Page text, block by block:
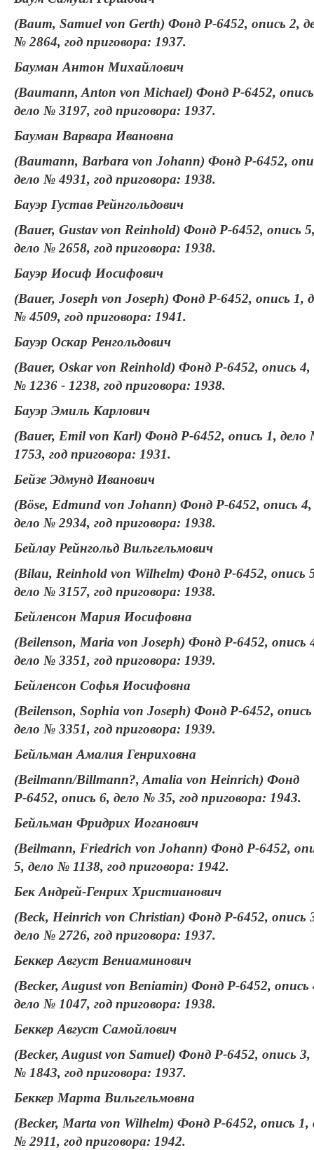
(Baum, Samuel von Gerth) Фонд Р-6452, опись 2,
№ 2864, год приговора: 1937.
Бауман Антон Михайлович
(Baumann, Anton von Michael) Фонд Р-6452,
дело № 3197, год приговора: 1937.
Бауман Варвара Ивановна
(Baumann, Barbara von Johann) Фонд Р-6452,
дело № 4931, год приговора: 1938.
Бауэр Густав Рейнгольдович
(Bauer, Gustav von Reinhold) Фонд Р-6452, опись
дело № 2658, год приговора: 1938.
Бауэр Иосиф Иосифович
(Bauer, Joseph von Joseph) Фонд Р-6452, опись 1,
№ 4509, год приговора: 1941.
Бауэр Оскар Ренгольдович
(Bauer, Oskar von Reinhold) Фонд Р-6452, опись 4,
№ 1236 - 1238, год приговора: 1938.
Бауэр Эмиль Карлович
(Bauer, Emil von Karl) Фонд Р-6452, опись 1, дело
1753, год приговора: 1931.
Бейзе Эдмунд Иванович
(Böse, Edmund von Johann) Фонд Р-6452, опись 4,
дело № 2934, год приговора: 1938.
Бейлау Рейнгольд Вильгельмович
(Bilau, Reinhold von Wilhelm) Фонд Р-6452, опись
дело № 3157, год приговора: 1938.
Бейленсон Мария Иосифовна
(Beilenson, Maria von Joseph) Фонд Р-6452, опись
дело № 3351, год приговора: 1939.
Бейленсон Софья Иосифовна
(Beilenson, Sophia von Joseph) Фонд Р-6452,
дело № 3351, год приговора: 1939.
Бейльман Амалия Генриховна
(Beilmann/Billmann?, Amalia von Heinrich) Фонд
Р-6452, опись 6, дело № 35, год приговора: 1943.
Бейльман Фридрих Иоганович
(Beilmann, Friedrich von Johann) Фонд Р-6452,
5, дело № 1138, год приговора: 1942.
Бек Андрей-Генрих Христианович
(Beck, Heinrich von Christian) Фонд Р-6452, опись
дело № 2726, год приговора: 1937.
Беккер Август Вениаминович
(Becker, August von Beniamin) Фонд Р-6452, опись
дело № 1047, год приговора: 1938.
Беккер Август Самойлович
(Becker, August von Samuel) Фонд Р-6452, опись 3,
№ 1843, год приговора: 1937.
Беккер Марта Вильгельмовна
(Becker, Marta von Wilhelm) Фонд Р-6452, опись 1,
№ 2911, год приговора: 1942.